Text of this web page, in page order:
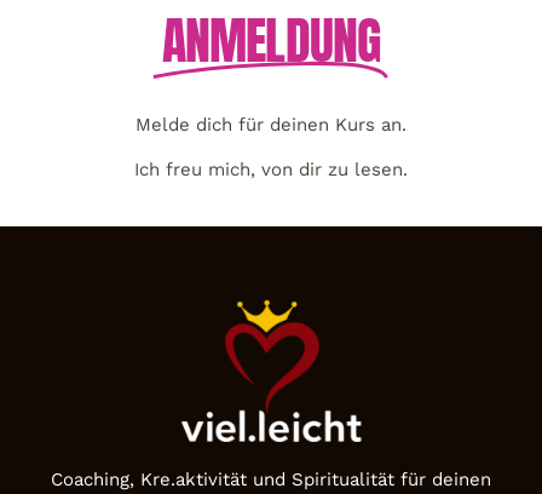
ANMELDUNG
Melde dich für deinen Kurs an.
Ich freu mich, von dir zu lesen.
Coaching, Kre.aktivität und Spiritualität für deinen